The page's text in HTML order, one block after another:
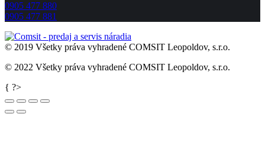
0905 477 880
0905 477 881
© 2019 Všetky práva vyhradené COMSIT Leopoldov, s.r.o.
© 2022 Všetky práva vyhradené COMSIT Leopoldov, s.r.o.
Go
to
Top
{ ?>